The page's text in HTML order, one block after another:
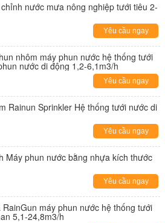
nước mưa nông nghiệp tưới tiêu 2-
Yêu cầu ngay
nhôm máy phun nước hệ thống tưới
nước di động 1,2-6,1m3/h
Yêu cầu ngay
Rainun Sprinkler Hệ thống tưới nước di
Yêu cầu ngay
Máy phun nước bằng nhựa kích thước
Yêu cầu ngay
RainGun máy phun nước hệ thống tưới
5,1-24,8m3/h